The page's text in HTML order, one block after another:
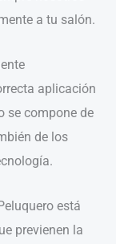
a tu salón.
aplicación
se compone de
de los
está
previenen la